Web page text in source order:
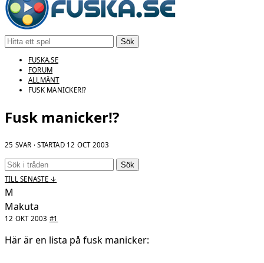
Sök
FUSKA.SE
FORUM
ALLMÄNT
FUSK MANICKER!?
Fusk manicker!?
25 SVAR · STARTAD 12 OCT 2003
Sök
TILL SENASTE ↓
M
Makuta
12 OKT 2003 #1
Här är en lista på fusk manicker: